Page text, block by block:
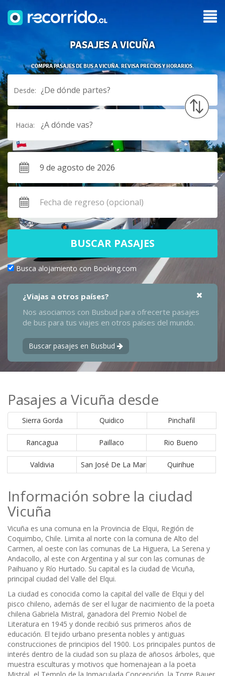
PASAJES A VICUÑA
COMPRA PASAJES DE BUS A VICUÑA. REVISA PRECIOS Y HORARIOS.
Desde: ¿De dónde partes?
Hacia: ¿A dónde vas?
BUSCAR PASAJES
Busca alojamiento con Booking.com
¿Viajas a otros países?
Nos asociamos con Busbud para ofrecerte pasajes
de bus para tus viajes en otros países del mundo.
Buscar pasajes en Busbud
Pasajes a Vicuña desde
Sierra Gorda Quidico Pinchafil
Rancagua Paillaco Rio Bueno
Valdivia San José De La Mariquina Quirihue
Información sobre la ciudad
Vicuña
Vicuña es una comuna en la Provincia de Elqui, Región de
Coquimbo, Chile. Limita al norte con la comuna de Alto del
Carmen, al oeste con las comunas de La Higuera, La Serena y
Andacollo, al este con Argentina y al sur con las comunas de
Paihuano y Río Hurtado. Su capital es la ciudad de Vicuña,
principal ciudad del Valle del Elqui.
La ciudad es conocida como la capital del valle de Elqui y del
pisco chileno, además de ser el lugar de nacimiento de la poeta
chilena Gabriela Mistral, ganadora del Premio Nobel de
Literatura en 1945 y donde recibió sus primeros años de
educación. El tejido urbano presenta nobles y antiguas
construcciones de principios del 1900. Los principales puntos de
interés dentro de la ciudad son su plaza de añosos árboles, que
muestra esculturas y motivos que homenajean a la poeta